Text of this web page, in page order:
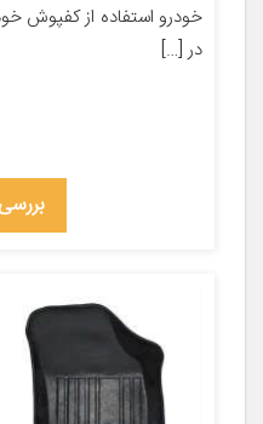
خودرو استفاده از کفپوش
در […]